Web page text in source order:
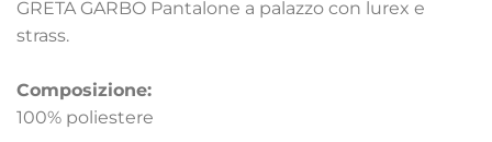
GRETA GARBO Pantalone a palazzo con lurex e
strass.
Composizione:
100% poliestere